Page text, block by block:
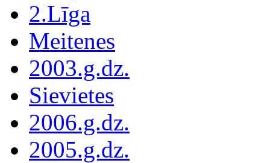
2.Līga
Meitenes
2003.g.dz.
Sievietes
2006.g.dz.
2005.g.dz.